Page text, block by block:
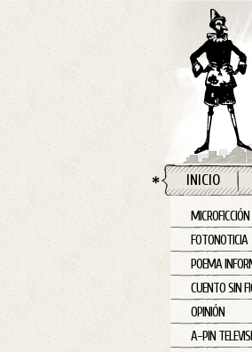
INICIO
FOTONOTICIA
POEMA
CUENTO SIN
OPINIÓN
A-PIN